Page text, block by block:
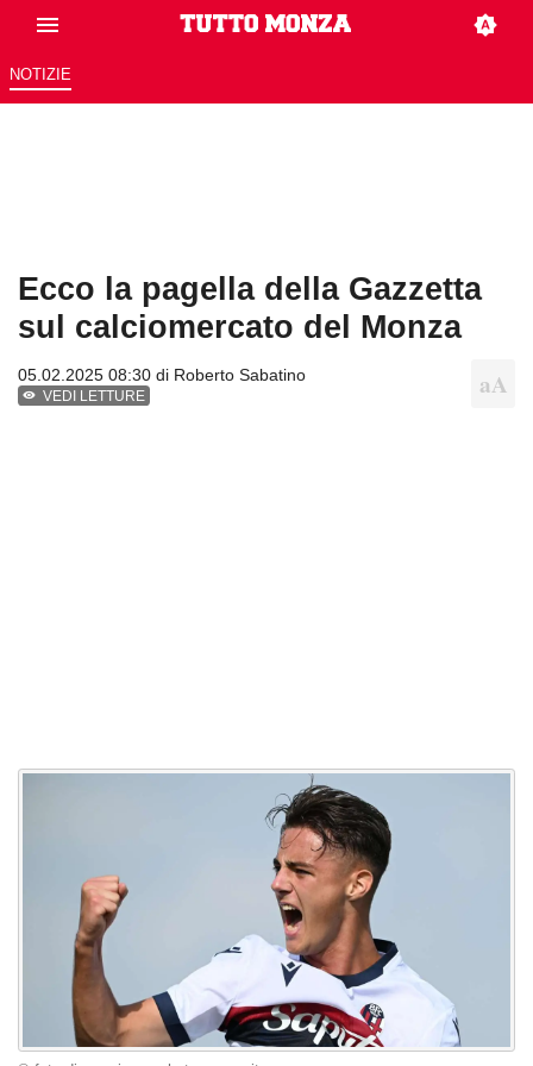
NOTIZIE
Ecco la pagella della Gazzetta
sul calciomercato del Monza
05.02.2025 08:30 di Roberto Sabatino
VEDI LETTURE